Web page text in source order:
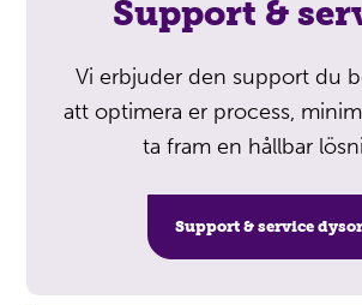
Support &
Vi erbjuder den support du
att optimera er process,
ta fram en hållbar
Support & service dysor